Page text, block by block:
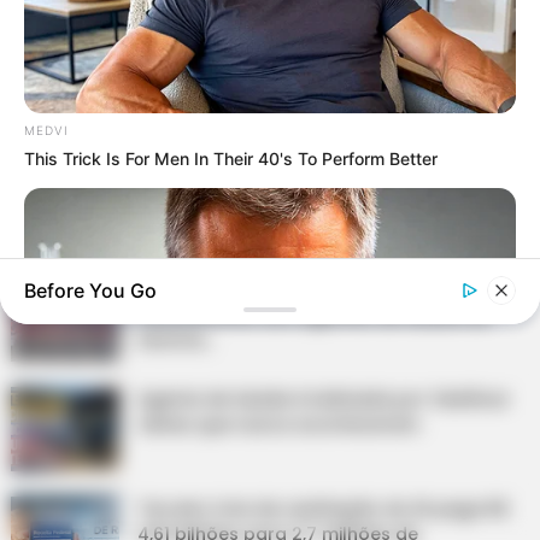
Presidente Kennedy (ES) abre processo
seletivo para Agentes de Saúde e de
Combate às Endemias.
O que é que os diretores da CONACS foram
Brasília?
DESTAQUES DO MÊS
Prefeitura realiza a maior entrega de
motocicletas aos Agentes de Saúde da
4,61 bilhões para 2,7 milhões de
MEDVI
This Trick Is For Men In Their 40's To Perform Better
Before You Go